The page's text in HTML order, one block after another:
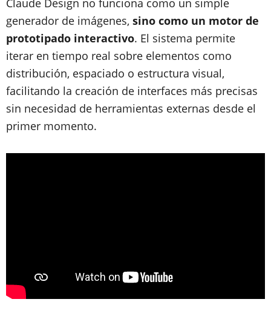
Claude Design no funciona como un simple
generador de imágenes, sino como un motor de
prototipado interactivo. El sistema permite
iterar en tiempo real sobre elementos como
distribución, espaciado o estructura visual,
facilitando la creación de interfaces más precisas
sin necesidad de herramientas externas desde el
primer momento.